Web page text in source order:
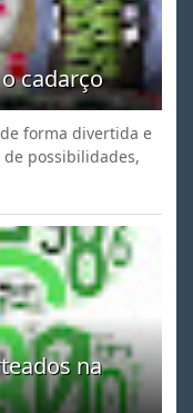
cadarço
forma divertida e
possibilidades,
na